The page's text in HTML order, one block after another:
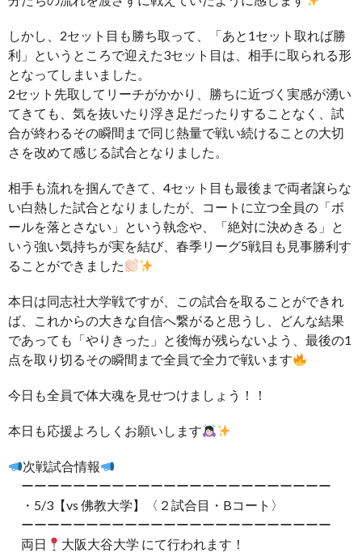
しかし、2セット目も勝ち取って、「あと1セット取れば勝
利」というところで迎えた3セット目は、相手に取られる形
となってしまいました。
2セット先取してリーチがかかり、勝ちに近づく実感が湧い
てきても、気を抜いたり浮き足だったりすることなく、試
合が終わるその瞬間まで同じ熱量で戦い続けることの大切
さを改めて感じる試合となりました。
相手も流れを掴んできて、4セット目も最後まで両者譲らな
い白熱した試合となりましたが、コートに立つ全員の「ボ
ールを落とさない」という執念や、「絶対に決めきる」と
いう強い気持ちが実を結び、春季リーグ5戦目も見事勝利す
ることができました
本日は同志社大学戦ですが、この試合を取ることができれ
ば、これからの大きな自信へ繋がると思うし、どんな結果
であっても「やりきった」と後悔が残らないよう、最後の1
点を取り切るその瞬間まで全員で全力で戦います
今日も全員で体大魂を見せつけましょう！！
本日も応援よろしくお願いします
次戦試合情報
ーーーーーーーーーーーーーーーーーーーーーーーー
・5/3【vs 佛教大学】〈２試合目・Bコート〉
ーーーーーーーーーーーーーーーーーーーーーーーー
両日
大阪大谷大学 にて行われます！